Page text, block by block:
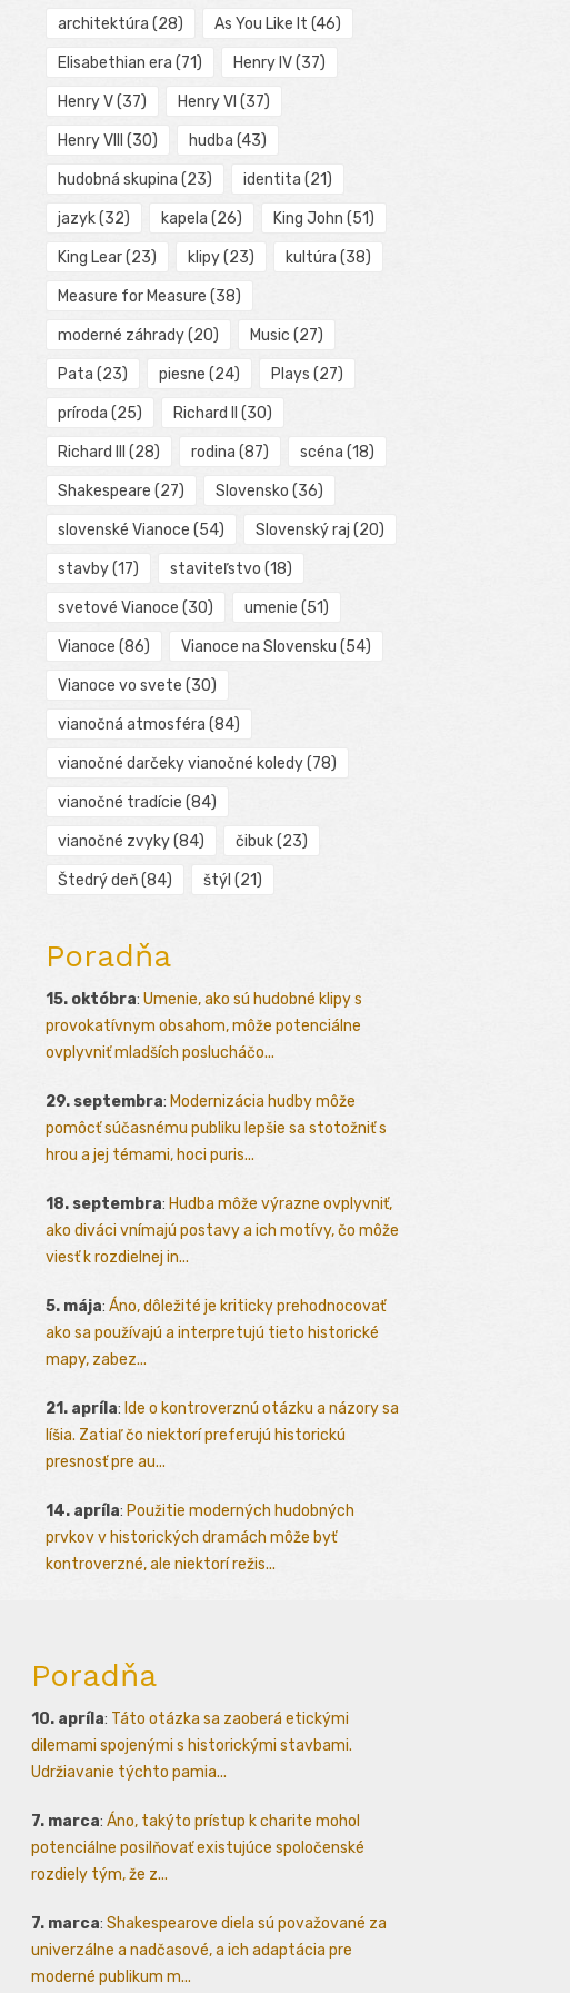
architektúra (28) As You Like It (46)
Elisabethian era (71) Henry IV(37)
Henry V(37) Henry VI (37)
Henry VIII (30) hudba (43)
hudobná skupina (23) identita (21)
jazyk(32) kapela (26) King John (51)
King Lear(23) klipy(23) kultúra (38)
Measure for Measure (38)
moderné záhrady(20) Music (27)
Pata (23) piesne (24) Plays (27)
príroda (25) Richard II (30)
Richard III (28) rodina (87) scéna (18)
Shakespeare (27) Slovensko (36)
slovenské Vianoce (54) Slovenský raj (20)
stavby(17) staviteľstvo (18)
svetové Vianoce (30) umenie (51)
Vianoce (86) Vianoce na Slovensku (54)
Vianoce vo svete (30)
vianočná atmosféra (84)
vianočné darčeky vianočné koledy(78)
vianočné tradície (84)
vianočné zvyky(84) čibuk(23)
Štedrý deň(84) štýl (21)
Poradňa
15. októbra: Umenie, ako sú hudobné klipy s
provokatívnym obsahom, môže potenciálne
ovplyvniť mladších poslucháčo...
29. septembra: Modernizácia hudby môže
pomôcť súčasnému publiku lepšie sa stotožniť s
hrou a jej témami, hoci puris...
18. septembra: Hudba môže výrazne ovplyvniť,
ako diváci vnímajú postavy a ich motívy, čo môže
viesť k rozdielnej in...
5. mája: Áno, dôležité je kriticky prehodnocovať
ako sa používajú a interpretujú tieto historické
mapy, zabez...
21. apríla: Ide o kontroverznú otázku a názory sa
líšia. Zatiaľ čo niektorí preferujú historickú
presnosť pre au...
14. apríla: Použitie moderných hudobných
prvkov v historických dramách môže byť
kontroverzné, ale niektorí režis...
Poradňa
10. apríla: Táto otázka sa zaoberá etickými
dilemami spojenými s historickými stavbami.
Udržiavanie týchto pamia...
7. marca: Áno, takýto prístup k charite mohol
potenciálne posilňovať existujúce spoločenské
rozdiely tým, že z...
7. marca: Shakespearove diela sú považované za
univerzálne a nadčasové, a ich adaptácia pre
moderné publikum m...